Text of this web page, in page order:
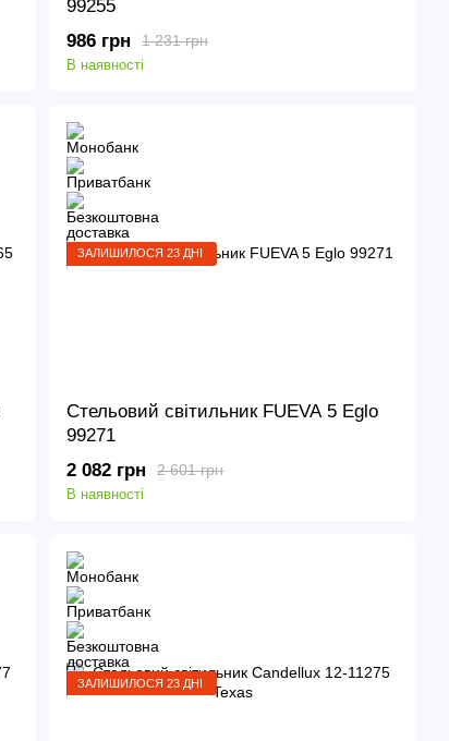
99255
1 231 грн
986 грн
В наявності
ЗАЛИШИЛОСЯ 23 ДНІ
Стельовий світильник FUEVA 5 Eglo
99271
2 601 грн
2 082 грн
В наявності
ЗАЛИШИЛОСЯ 23 ДНІ